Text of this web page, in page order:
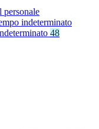
personale
indeterminato
48